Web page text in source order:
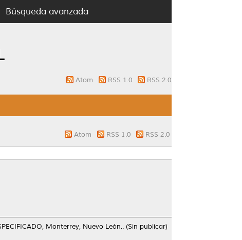
Búsqueda avanzada
Atom RSS 1.0 RSS 2.0
Atom RSS 1.0 RSS 2.0
Monterrey, Nuevo León.. (Sin publicar)